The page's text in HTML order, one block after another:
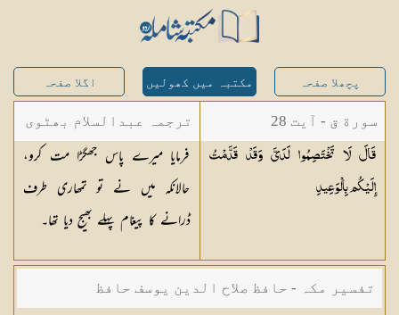
پچھلا صفحہ مکتبہ میں کھولیں اگلا صفحہ
سورة ق - آیت 28
قَالَ لَا تَخْتَصِمُوا لَدَيَّ وَقَدْ قَدَّمْتُ
إِلَيْكُمبِالْوَعِيدِ
ترجمہ عبدالسلام بھٹوی
- عبدالسلام بن محمد
فرمایا میرے پاس جھگڑا مت کرو،
حالانکہ میں نے تو تمھاری طرف
ڈرانے کا پیغام پہلے بھیج دیا تھا۔
تفسیر مکہ - حافظ صلاح الدین یوسف حافظ